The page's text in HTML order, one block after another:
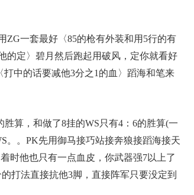
一套最好〈85的枪有外装和用5行的有
的定〉碧月然后跑起用破风，定你就看好
中的话要减他3分之1的血〉蹈海和笔来
算，和做了8挂的WS只有4：6的胜算(一
。。PK先用御马接巧站接奔狼接蹈海接天
时他也只有一点血皮，你武器强7以上了
打法直接抗他3脚，直接阵军只要没定到